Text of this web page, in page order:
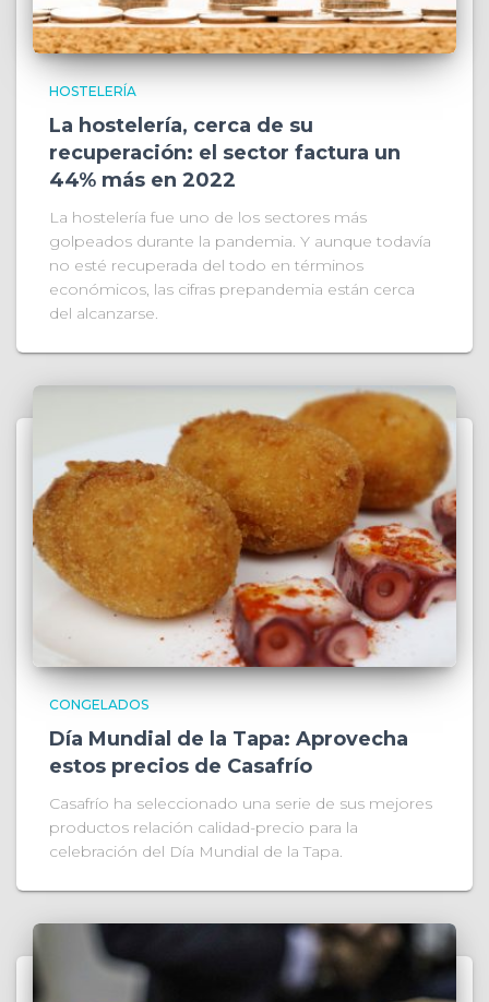
HOSTELERÍA
La hostelería, cerca de su
recuperación: el sector factura un
44% más en 2022
La hostelería fue uno de los sectores más
golpeados durante la pandemia. Y aunque todavía
no esté recuperada del todo en términos
económicos, las cifras prepandemia están cerca
del alcanzarse.
CONGELADOS
Día Mundial de la Tapa: Aprovecha
estos precios de Casafrío
Casafrío ha seleccionado una serie de sus mejores
productos relación calidad-precio para la
celebración del Día Mundial de la Tapa.